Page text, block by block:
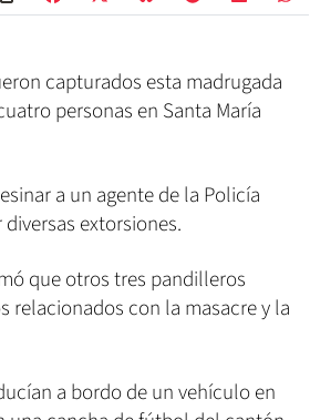
capturados esta madrugada
personas en Santa María
a un agente de la Policía
extorsiones.
que otros tres pandilleros
relacionados con la masacre y la
a bordo de un vehículo en